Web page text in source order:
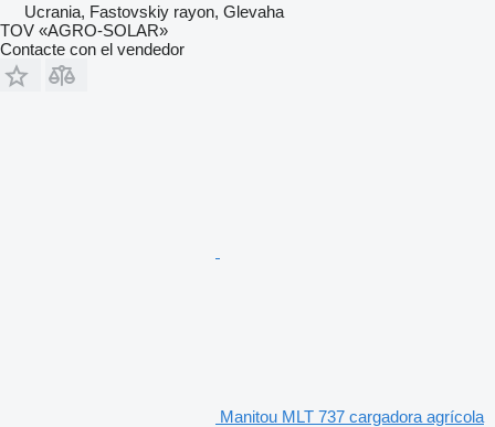
Ucrania, Fastovskiy rayon, Glevaha
TOV «AGRO-SOLAR»
Contacte con el vendedor
Manitou MLT 737 cargadora agrícola